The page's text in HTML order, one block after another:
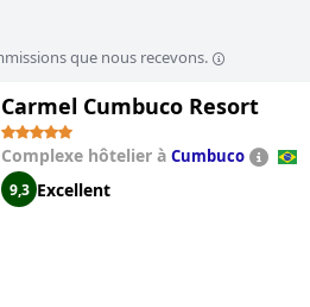
que nous recevons.
Carmel Cumbuco Resort
Complexe hôtelier à Cumbuco
9,3 Excellent